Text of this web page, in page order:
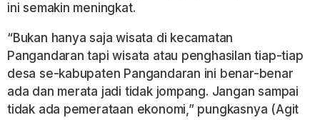
ini semakin meningkat.
“Bukan hanya saja wisata di kecamatan
Pangandaran tapi wisata atau penghasilan tiap-tiap
desa se-kabupaten Pangandaran ini benar-benar
ada dan merata jadi tidak jompang. Jangan sampai
tidak ada pemerataan ekonomi,” pungkasnya (Agit